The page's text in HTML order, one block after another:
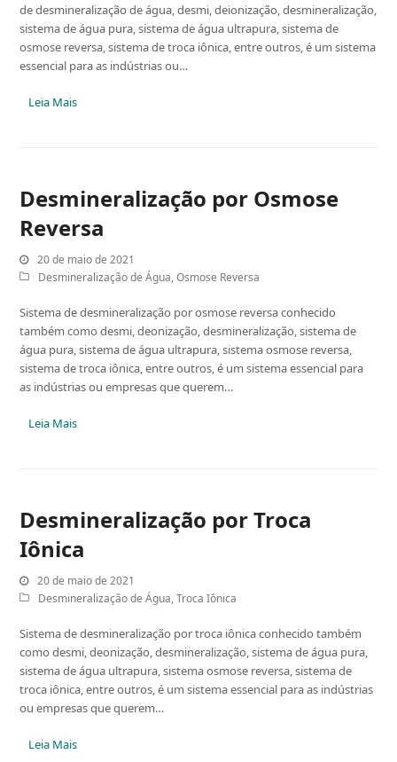
de desmineralização de água, desmi, deionização, desmineralização,
sistema de água pura, sistema de água ultrapura, sistema de
osmose reversa, sistema de troca iônica, entre outros, é um sistema
essencial para as indústrias ou…
Leia Mais
Desmineralização por Osmose
Reversa
20 de maio de 2021
Desmineralização de Água,Osmose Reversa
Sistema de desmineralização por osmose reversa conhecido
também como desmi, deonização, desmineralização, sistema de
água pura, sistema de água ultrapura, sistema osmose reversa,
sistema de troca iônica, entre outros, é um sistema essencial para
as indústrias ou empresas que querem…
Leia Mais
Desmineralização por Troca
Iônica
20 de maio de 2021
Desmineralização de Água,Troca Iônica
Sistema de desmineralização por troca iônica conhecido também
como desmi, deonização, desmineralização, sistema de água pura,
sistema de água ultrapura, sistema osmose reversa, sistema de
troca iônica, entre outros, é um sistema essencial para as indústrias
ou empresas que querem…
Leia Mais